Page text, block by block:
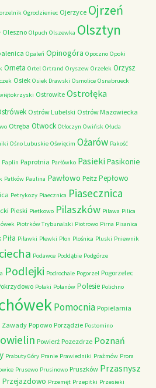
Ogrodzieniec Ojerzyce Ojrzeń
Oleszno Olpuch Olszewka Olsztyn
Opaleń Opinogóra Opoczno Opoki
Orneta Ortel Ortrand Oryszew Orzełek Orzysz
Osiek Osiek Drawski Osmolice Osnabrueck
Ostrowite Ostrołęka
Ostrów Lubelski Ostrów Mazowiecka
Otręba Otwock Otłoczyn Owińsk Ołuda
Ośno Lubuskie Oświęcim Ożarów Pakość
Paplin Paprotnia Parłówko Pasieki Pasikonie
Patków Paulina Pawłowo Peitz Pepłowo
Petrykozy Piaecznica Piasecznica
Pieski Pietkowo Pilaszków Pilawa Pilica
Piotrków Trybunalski Piotrowo Pirna Pisanica
Piła Piławki Plewki Plon Plośnica Pluski Pniewnik
Podawce Poddąbie Podgórze
Podlejki Podrochale Pogorzel Pogorzelec
Polaki Polanów Polesie Polichno
Pomocnia Popielarnia
Zawady Popowo Porządzie Postomino
Powierż Pozezdrze Poznań
Prabuty Góry Pranie Prawiedniki Prażmów Prora
Prusewo Prusinowo Pruszków Przasnysz
Przejazdowo Przemęt Przepitki Przesieki